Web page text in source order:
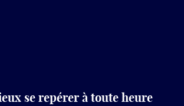
se repérer à toute heure